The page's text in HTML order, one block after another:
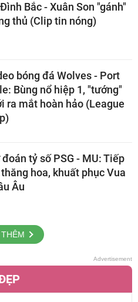
Đình Bắc - Xuân Son "gánh"
thủ (Clip tin nóng)
bóng đá Wolves - Port
Bùng nổ hiệp 1, "tướng"
ra mắt hoàn hảo (League
đoán tỷ số PSG - MU: Tiếp
hoa, khuất phục Vua
Âu